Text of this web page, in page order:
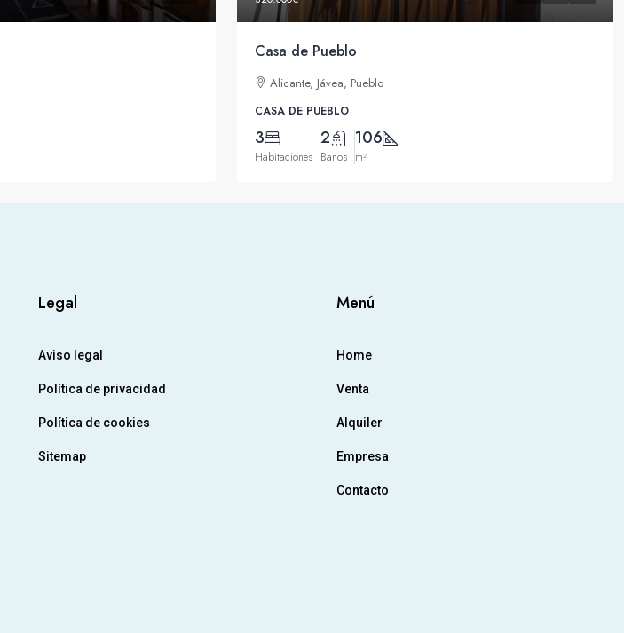
Casa de Pueblo
Alicante, Jávea, Pueblo
CASA DE PUEBLO
3
Habitaciones
2
Baños
106
m²
Legal
Aviso legal
Política de privacidad
Política de cookies
Sitemap
Menú
Home
Venta
Alquiler
Empresa
Contacto